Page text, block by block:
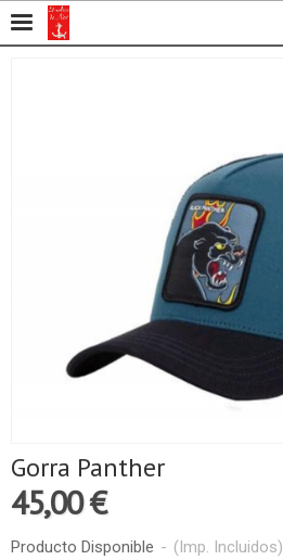
Gorra Panther
45,00 €
Producto Disponible - (Imp. Incluidos)